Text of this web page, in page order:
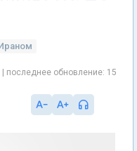
последнее обновление: 15